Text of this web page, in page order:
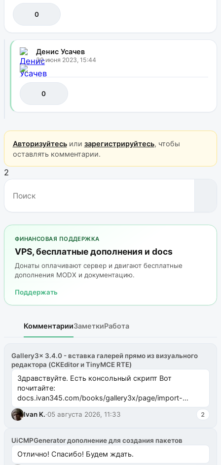
0
Денис Усачев
30 июня 2023, 15:44
0
Авторизуйтесьили зарегистрируйтесь, чтобы
оставлять комментарии.
2
ФИНАНСОВАЯ ПОДДЕРЖКА
VPS, бесплатные дополнения и docs
Донаты оплачивают сервер и двигают бесплатные
дополнения MODX и документацию.
Поддержать
КомментарииЗаметкиРабота
Gallery3x 3.4.0 - вставка галерей прямо из визуального
редактора (CKEditor и TinyMCE RTE)
Здравствуйте. Есть консольный скрипт Вот
почитайте:
docs.ivan345.com/books/gallery3x/page/import-
ms2galleryphp
Ivan K.·05 августа 2026, 11:33 2
UiCMPGenerator дополнение для создания пакетов
Отлично! Спасибо! Будем ждать.